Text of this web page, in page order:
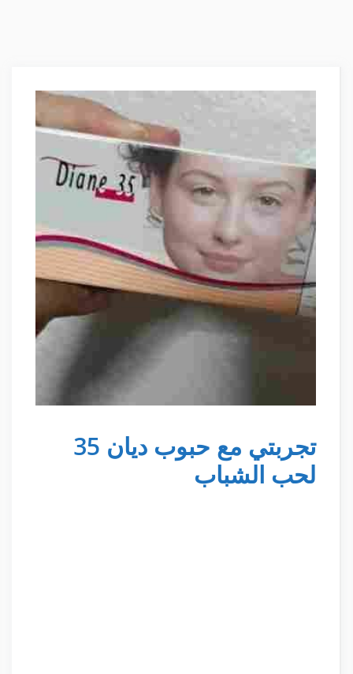
تجربتي مع حبوب ديان 35
لحب الشباب